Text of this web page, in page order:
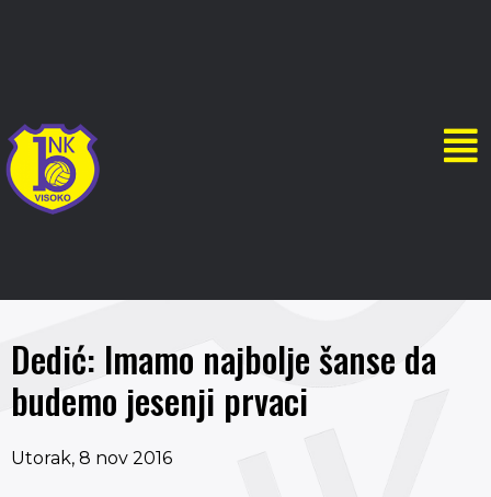
Dedić: Imamo najbolje šanse da
budemo jesenji prvaci
Utorak, 8 nov 2016